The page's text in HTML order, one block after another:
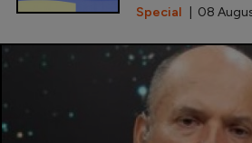
Special | 08